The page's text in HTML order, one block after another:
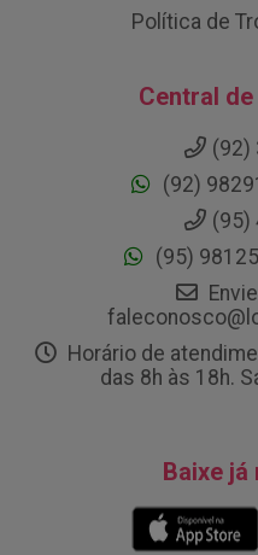
Política de
Central
(92)
(92)
(95)
(95)
Horário de
das 8h às 18h.
Baixe já